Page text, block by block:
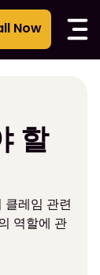
할
클레임 관련
역할에 관